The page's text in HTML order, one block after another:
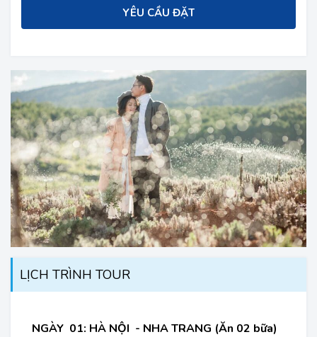
YÊU CẦU ĐẶT
LỊCH TRÌNH TOUR
NGÀY 01: HÀ NỘI - NHA TRANG (Ăn 02 bữa)